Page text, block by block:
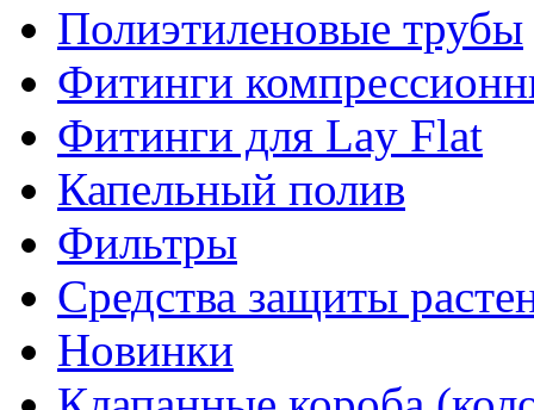
Полиэтиленовые трубы
Фитинги
Фитинги для Lay Flat
Капельный полив
Фильтры
Средства защиты
Новинки